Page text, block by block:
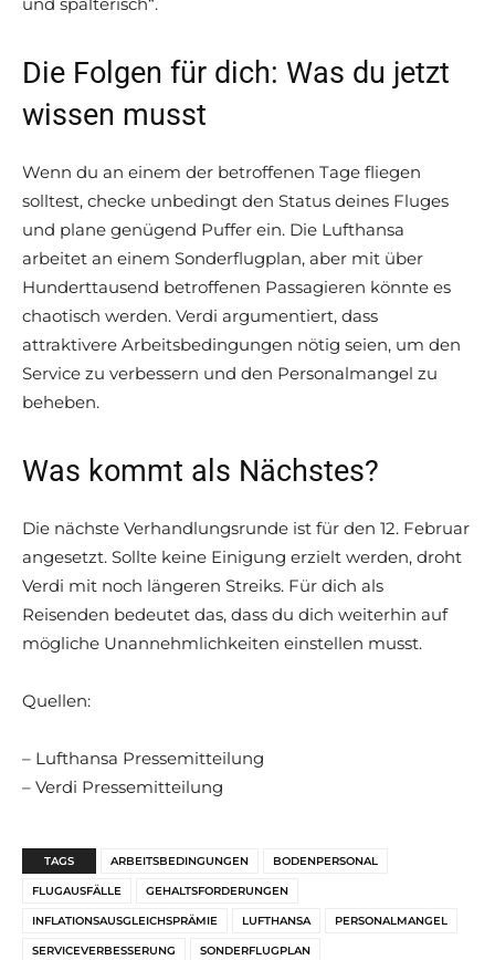
Die Folgen für dich: Was du jetzt
wissen musst
Wenn du an einem der betroffenen Tage fliegen
solltest, checke unbedingt den Status deines Fluges
und plane genügend Puffer ein. Die Lufthansa
arbeitet an einem Sonderflugplan, aber mit über
Hunderttausend betroffenen Passagieren könnte es
chaotisch werden. Verdi argumentiert, dass
attraktivere Arbeitsbedingungen nötig seien, um den
Service zu verbessern und den Personalmangel zu
beheben.
Was kommt als Nächstes?
Die nächste Verhandlungsrunde ist für den 12. Februar
angesetzt. Sollte keine Einigung erzielt werden, droht
Verdi mit noch längeren Streiks. Für dich als
Reisenden bedeutet das, dass du dich weiterhin auf
mögliche Unannehmlichkeiten einstellen musst.
Quellen:
– Lufthansa Pressemitteilung
– Verdi Pressemitteilung
TAGS ARBEITSBEDINGUNGEN BODENPERSONAL
FLUGAUSFÄLLE GEHALTSFORDERUNGEN
INFLATIONSAUSGLEICHSPRÄMIE LUFTHANSA PERSONALMANGEL
SERVICEVERBESSERUNG SONDERFLUGPLAN